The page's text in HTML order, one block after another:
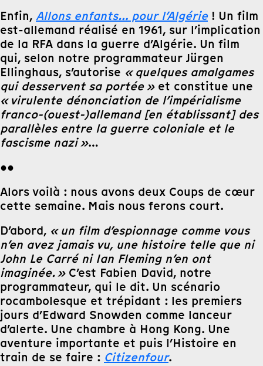
Enfin, Allons enfants… pour l’Algérie! Un film
est-allemand réalisé en 1961, sur l’implication
de la RFA dans la guerre d’Algérie. Un film
qui, selon notre programmateur Jürgen
Ellinghaus, s’autorise « quelques amalgames
qui desservent sa portée »et constitue une
« virulente dénonciation de l’impérialisme
franco-(ouest-)allemand [en établissant] des
parallèles entre la guerre coloniale et le
fascisme nazi »…
●●
Alors voilà : nous avons deux Coups de cœur
cette semaine. Mais nous ferons court.
D’abord, « un film d’espionnage comme vous
n’en avez jamais vu, une histoire telle que ni
John Le Carré ni Ian Fleming n’en ont
imaginée. »C’est Fabien David, notre
programmateur, qui le dit. Un scénario
rocambolesque et trépidant : les premiers
jours d’Edward Snowden comme lanceur
d’alerte. Une chambre à Hong Kong. Une
aventure importante et puis l’Histoire en
train de se faire : Citizenfour.